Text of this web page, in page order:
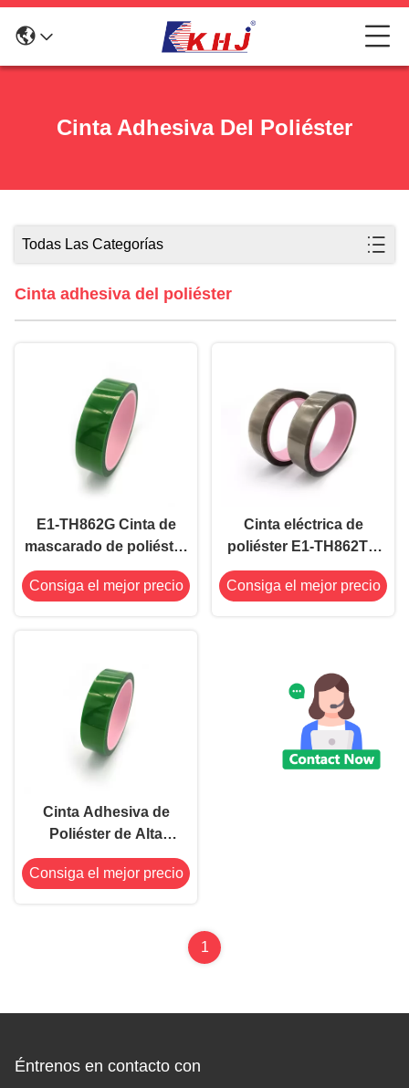
Cinta Adhesiva Del Poliéster
Todas Las Categorías
Cinta adhesiva del poliéster
E1-TH862G Cinta de
mascarado de poliéster
de alta temperatura de
0,06 mm Color verde
Consiga el mejor precio
Cinta eléctrica de
poliéster E1-TH862TD
resistente al calor 2.il
para soldadura por
Consiga el mejor precio
Cinta Adhesiva de
Poliéster de Alta
Temperatura E1-
TH862G, 2.4mil, Color
Consiga el mejor precio
1
Éntrenos en contacto con